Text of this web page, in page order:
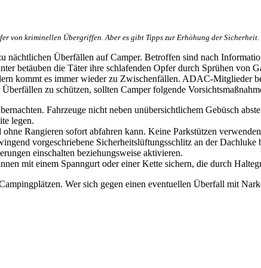
von kriminellen Übergriffen. Aber es gibt Tipps zur Erhöhung der Sicherheit.
Überfällen auf Camper. Betroffen sind nach
betäuben die Täter ihre schlafenden Opfer durch Sprühen von
kommt es immer wieder zu Zwischenfällen. ADAC-Mitglieder
zu schützen, sollten Camper folgende
Fahrzeuge nicht neben unübersichtlichem Gebüsch
legen.
Rangieren sofort abfahren kann. Keine Parkstützen
vorgeschriebene Sicherheitslüftungsschlitz an der
einschalten beziehungsweise aktivieren.
mit einem Spanngurt oder einer Kette sichern, die durch
Wer sich gegen einen eventuellen Überfall mit